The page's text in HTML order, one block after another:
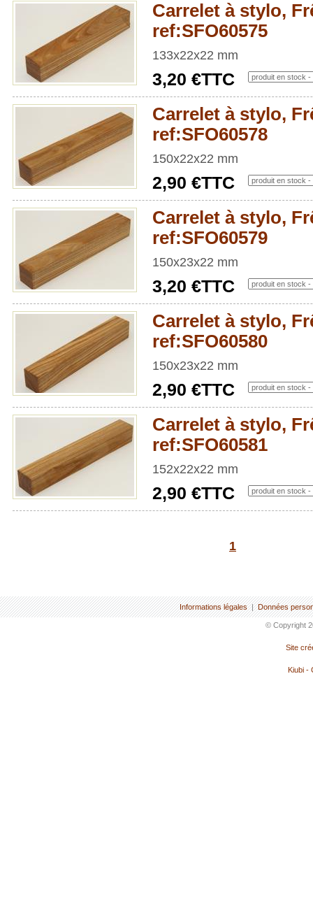
Carrelet à stylo,
ref:SFO60575
133x22x22 mm
3,20 €TTC
Carrelet à stylo,
ref:SFO60578
150x22x22 mm
2,90 €TTC
Carrelet à stylo,
ref:SFO60579
150x23x22 mm
3,20 €TTC
Carrelet à stylo,
ref:SFO60580
150x23x22 mm
2,90 €TTC
Carrelet à stylo,
ref:SFO60581
152x22x22 mm
2,90 €TTC
1
Informations légales | Données
© Copyright
Site
Kiubi -